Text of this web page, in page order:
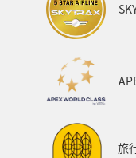
ANAのオンラインショッ
イタリア
ANAの取り組み（サス
編集長のおすすめ
旅